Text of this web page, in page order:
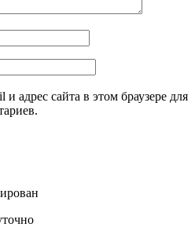
адрес сайта в этом браузере для